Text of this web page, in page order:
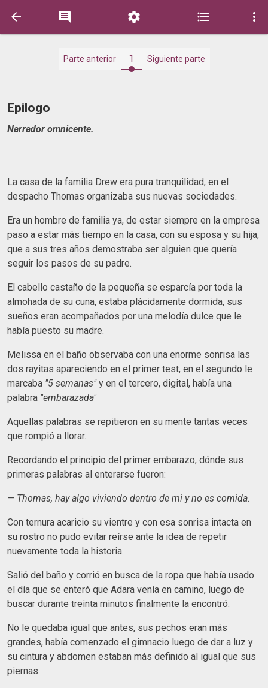
    
Parte anterior 1 Siguiente parte
Epilogo
Narrador omnicente.
La casa de la familia Drew era pura tranquilidad, en el
despacho Thomas organizaba sus nuevas sociedades.
Era un hombre de familia ya, de estar siempre en la empresa
paso a estar más tiempo en la casa, con su esposa y su hija,
que a sus tres años demostraba ser alguien que quería
seguir los pasos de su padre.
El cabello castaño de la pequeña se esparcía por toda la
almohada de su cuna, estaba plácidamente dormida, sus
sueños eran acompañados por una melodía dulce que le
había puesto su madre.
Melissa en el baño observaba con una enorme sonrisa las
dos rayitas apareciendo en el primer test, en el segundo le
marcaba "5 semanas"y en el tercero, digital, había una
palabra "embarazada"
Aquellas palabras se repitieron en su mente tantas veces
que rompió a llorar.
Recordando el principio del primer embarazo, dónde sus
primeras palabras al enterarse fueron:
— Thomas, hay algo viviendo dentro de mi y no es comida.
Con ternura acaricio su vientre y con esa sonrisa intacta en
su rostro no pudo evitar reírse ante la idea de repetir
nuevamente toda la historia.
Salió del baño y corrió en busca de la ropa que había usado
el día que se enteró que Adara venía en camino, luego de
buscar durante treinta minutos finalmente la encontró.
No le quedaba igual que antes, sus pechos eran más
grandes, había comenzado el gimnacio luego de dar a luz y
su cintura y abdomen estaban más definido al igual que sus
piernas.